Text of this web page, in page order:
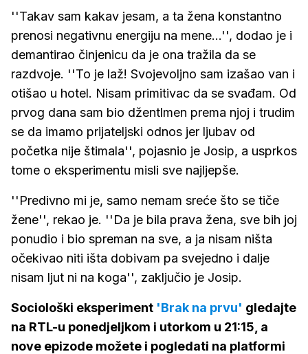
''Takav sam kakav jesam, a ta žena konstantno
prenosi negativnu energiju na mene...'', dodao je i
demantirao činjenicu da je ona tražila da se
razdvoje. ''To je laž! Svojevoljno sam izašao van i
otišao u hotel. Nisam primitivac da se svađam. Od
prvog dana sam bio džentlmen prema njoj i trudim
se da imamo prijateljski odnos jer ljubav od
početka nije štimala'', pojasnio je Josip, a usprkos
tome o eksperimentu misli sve najljepše.
''Predivno mi je, samo nemam sreće što se tiče
žene'', rekao je. ''Da je bila prava žena, sve bih joj
ponudio i bio spreman na sve, a ja nisam ništa
očekivao niti išta dobivam pa svejedno i dalje
nisam ljut ni na koga'', zaključio je Josip.
Sociološki eksperiment 'Brak na prvu' gledajte
na RTL-u ponedjeljkom i utorkom u 21:15, a
nove epizode možete i pogledati na platformi